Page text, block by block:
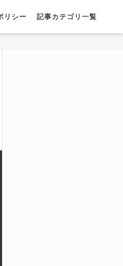
リシー 記事カテゴリ一覧
いと活用法